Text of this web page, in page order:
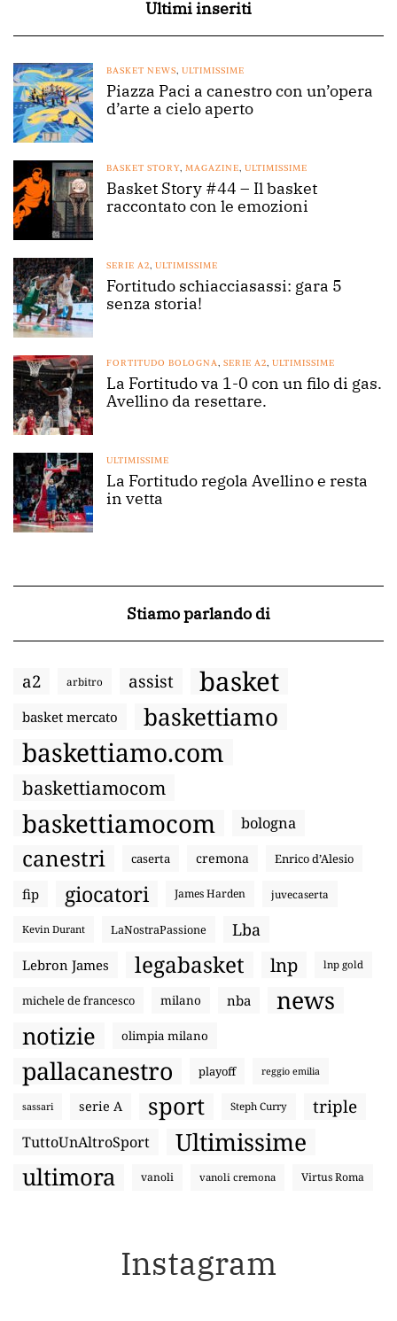
Ultimi inseriti
BASKET NEWS, ULTIMISSIME
Piazza Paci a canestro con un’opera
d’arte a cielo aperto
BASKET STORY, MAGAZINE, ULTIMISSIME
Basket Story #44 – Il basket
raccontato con le emozioni
SERIE A2, ULTIMISSIME
Fortitudo schiacciasassi: gara 5
senza storia!
FORTITUDO BOLOGNA, SERIE A2, ULTIMISSIME
La Fortitudo va 1-0 con un filo di gas.
Avellino da resettare.
ULTIMISSIME
La Fortitudo regola Avellino e resta
in vetta
Stiamo parlando di
a2 arbitro assist basket
basket mercato baskettiamo
baskettiamo.com
baskettiamocom
baskettiamocom bologna
canestri caserta cremona Enrico d’Alesio
fip giocatori James Harden juvecaserta
Kevin Durant LaNostraPassione Lba
Lebron James legabasket lnp lnp gold
michele de francesco milano nba news
notizie olimpia milano
pallacanestro playoff reggio emilia
sassari serie A sport Steph Curry triple
TuttoUnAltroSport Ultimissime
ultimora vanoli vanoli cremona Virtus Roma
Instagram